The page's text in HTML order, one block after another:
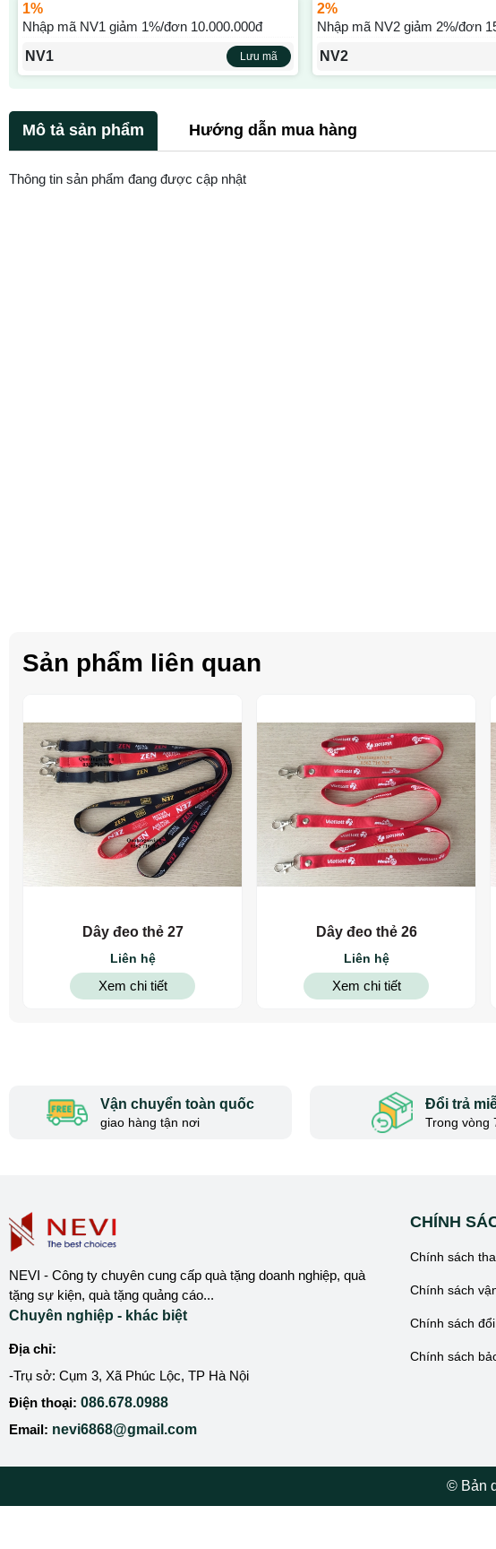
1%
Nhập mã NV1 giảm 1%/đơn 10.000.000đ
NV1
Lưu mã
2%
Nhập mã NV2 giảm 2%/đơn
NV2
Mô tả sản phẩm Hướng dẫn mua hàng
Thông tin sản phẩm đang được cập nhật
Sản phẩm liên quan
Dây đeo thẻ 27
Liên hệ
Xem chi tiết
Dây đeo thẻ 26
Liên hệ
Xem chi tiết
Vận chuyển toàn quốc
giao hàng tận nơi
Đổi trả
Trong vòng
NEVI - Công ty chuyên cung cấp quà tặng doanh nghiệp, quà
tặng sự kiện, quà tặng quảng cáo...
Chuyên nghiệp - khác biệt
Địa chỉ:
-Trụ sở: Cụm 3, Xã Phúc Lộc, TP Hà Nội
Điện thoại: 086.678.0988
Email: nevi6868@gmail.com
CHÍNH
Chính sách
Chính sách
Chính sách
Chính sách
© Bản